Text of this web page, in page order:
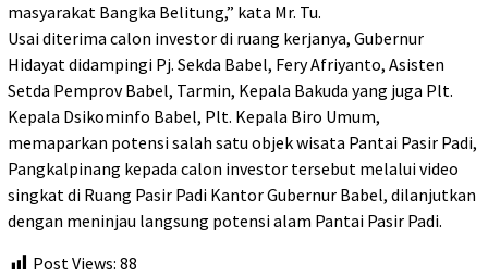
masyarakat Bangka Belitung,” kata Mr. Tu.
Usai diterima calon investor di ruang kerjanya, Gubernur
Hidayat didampingi Pj. Sekda Babel, Fery Afriyanto, Asisten
Setda Pemprov Babel, Tarmin, Kepala Bakuda yang juga Plt.
Kepala Dsikominfo Babel, Plt. Kepala Biro Umum,
memaparkan potensi salah satu objek wisata Pantai Pasir Padi,
Pangkalpinang kepada calon investor tersebut melalui video
singkat di Ruang Pasir Padi Kantor Gubernur Babel, dilanjutkan
dengan meninjau langsung potensi alam Pantai Pasir Padi.
Post Views: 88